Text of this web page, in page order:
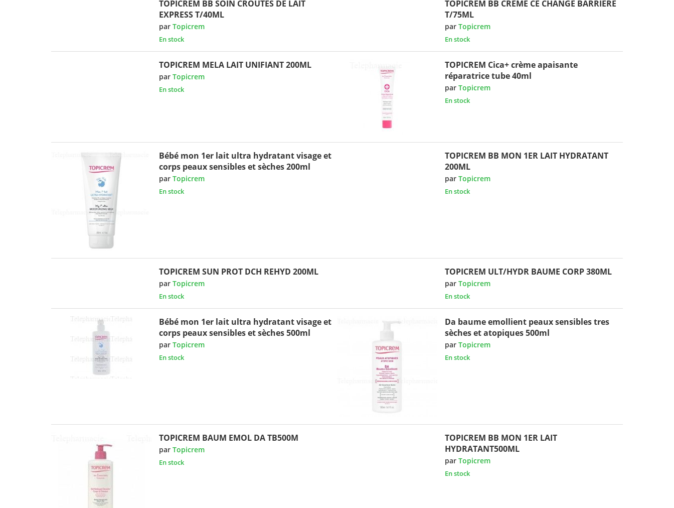
TOPICREM BB SOIN CROUTES DE LAIT
EXPRESS T/40ML
par Topicrem
En stock
TOPICREM BB CREME CE CHANGE BARRIERE
T/75ML
par Topicrem
En stock
TOPICREM MELA LAIT UNIFIANT 200ML
par Topicrem
En stock
TOPICREM Cica+ crème apaisante
réparatrice tube 40ml
par Topicrem
En stock
Bébé mon 1er lait ultra hydratant visage et
corps peaux sensibles et sèches 200ml
par Topicrem
En stock
TOPICREM BB MON 1ER LAIT HYDRATANT
200ML
par Topicrem
En stock
TOPICREM SUN PROT DCH REHYD 200ML
par Topicrem
En stock
TOPICREM ULT/HYDR BAUME CORP 380ML
par Topicrem
En stock
Bébé mon 1er lait ultra hydratant visage et
corps peaux sensibles et sèches 500ml
par Topicrem
En stock
Da baume emollient peaux sensibles tres
sèches et atopiques 500ml
par Topicrem
En stock
TOPICREM BAUM EMOL DA TB500M
par Topicrem
En stock
TOPICREM BB MON 1ER LAIT
HYDRATANT500ML
par Topicrem
En stock